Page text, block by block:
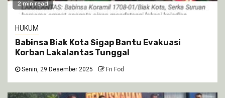
2 min read
HUKUM
Babinsa Biak Kota Sigap Bantu Evakuasi
Korban Lakalantas Tunggal
Senin, 29 Desember 2025 Fri Fod